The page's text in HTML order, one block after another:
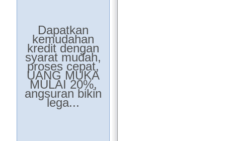
Dapatkan
kemudahan
kredit dengan
syarat mudah,
proses cepat,
UANG MUKA
MULAI 20%,
angsuran bikin
lega...